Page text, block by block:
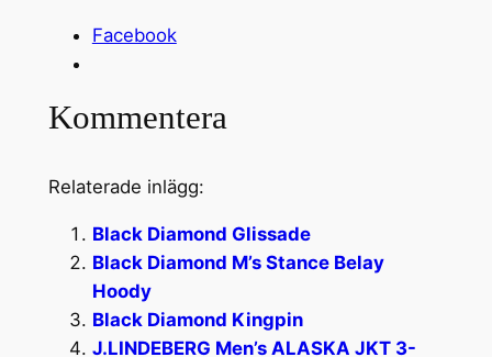
Facebook
Kommentera
Relaterade inlägg:
Black Diamond Glissade
Black Diamond M’s Stance Belay
Hoody
Black Diamond Kingpin
J.LINDEBERG Men’s ALASKA JKT 3-